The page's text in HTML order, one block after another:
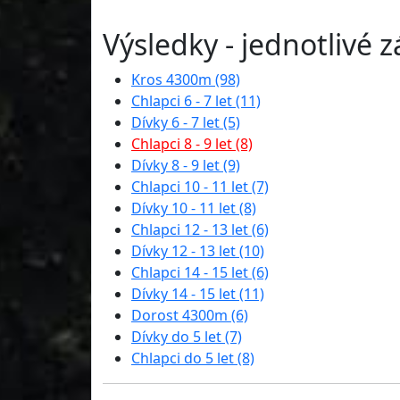
Výsledky - jednotlivé
Kros 4300m (98)
Chlapci 6 - 7 let (11)
Dívky 6 - 7 let (5)
Chlapci 8 - 9 let (8)
Dívky 8 - 9 let (9)
Chlapci 10 - 11 let (7)
Dívky 10 - 11 let (8)
Chlapci 12 - 13 let (6)
Dívky 12 - 13 let (10)
Chlapci 14 - 15 let (6)
Dívky 14 - 15 let (11)
Dorost 4300m (6)
Dívky do 5 let (7)
Chlapci do 5 let (8)